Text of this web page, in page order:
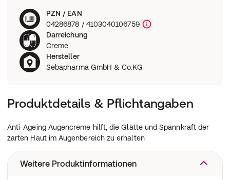
PZN / EAN
04286878 / 4103040106759
Darreichung
Creme
Hersteller
Sebapharma GmbH & Co.KG
Produktdetails & Pflichtangaben
Anti-Ageing Augencreme hilft, die Glätte und Spannkraft der
zarten Haut im Augenbereich zu erhalten
Weitere Produktinformationen